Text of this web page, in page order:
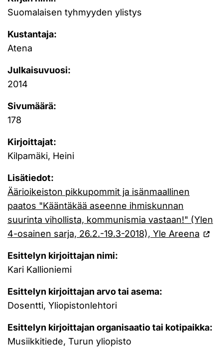
Suomalaisen tyhmyyden ylistys
Kustantaja:
Atena
Julkaisuvuosi:
2014
Sivumäärä:
178
Kirjoittajat:
Kilpamäki, Heini
Lisätiedot:
Äärioikeiston pikkupommit ja isänmaallinen
paatos "Kääntäkää aseenne ihmiskunnan
suurinta vihollista, kommunismia vastaan!" (Ylen
4-osainen sarja, 26.2.-19.3-2018), Yle Areena
Esittelyn kirjoittajan nimi:
Kari Kallioniemi
Esittelyn kirjoittajan arvo tai asema:
Dosentti, Yliopistonlehtori
Esittelyn kirjoittajan organisaatio tai kotipaikka:
Musiikkitiede, Turun yliopisto